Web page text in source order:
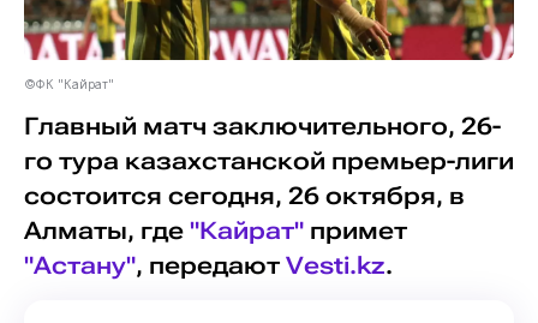
©ФК "Кайрат"
Главный матч заключительного, 26-
го тура казахстанской премьер-лиги
состоится сегодня, 26 октября, в
Алматы, где "Кайрат"примет
"Астану", передают Vesti.kz.